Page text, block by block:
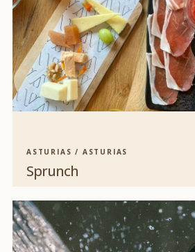
ASTURIAS / ASTURIAS
Sprunch